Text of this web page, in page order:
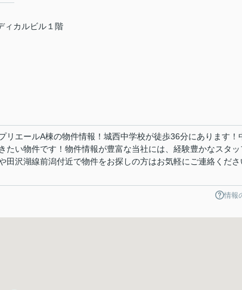
ィカルビル１階
リエールA棟の物件情報！城西中学校が徒歩36分にあります！
たい物件です！物件情報が豊富な当社には、経験豊かなスタッ
田沢湖線前潟付近で物件をお探しの方はお気軽にご連絡くださ
情報